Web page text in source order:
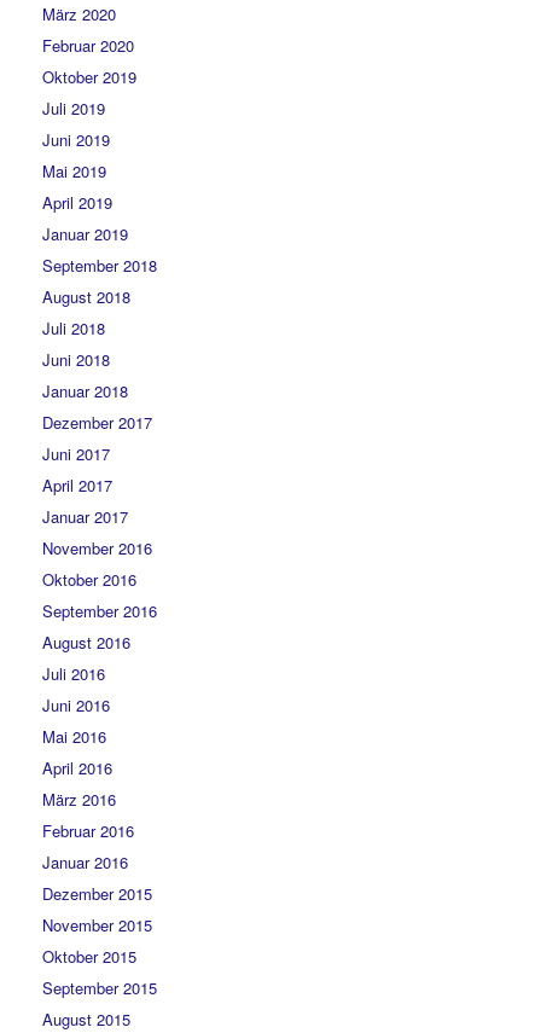
März 2020
Februar 2020
Oktober 2019
Juli 2019
Juni 2019
Mai 2019
April 2019
Januar 2019
September 2018
August 2018
Juli 2018
Juni 2018
Januar 2018
Dezember 2017
Juni 2017
April 2017
Januar 2017
November 2016
Oktober 2016
September 2016
August 2016
Juli 2016
Juni 2016
Mai 2016
April 2016
März 2016
Februar 2016
Januar 2016
Dezember 2015
November 2015
Oktober 2015
September 2015
August 2015